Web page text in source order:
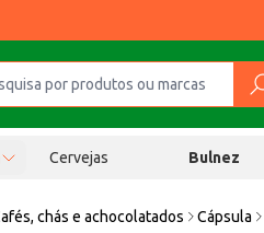
Cervejas Bulnez
chás e achocolatados Cápsula